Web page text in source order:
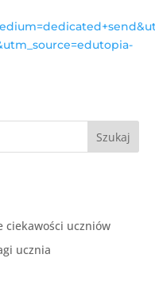
Szukaj
ciekawości uczniów
ucznia